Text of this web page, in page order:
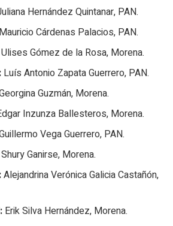
Hernández Quintanar, PAN.
Mauricio Cárdenas Palacios, PAN.
Ulises Gómez de la Rosa, Morena.
Luís Antonio Zapata Guerrero, PAN.
Guzmán, Morena.
Inzunza Ballesteros, Morena.
Vega Guerrero, PAN.
Shury Ganirse, Morena.
Alejandrina Verónica Galicia Castañón,
Erik Silva Hernández, Morena.